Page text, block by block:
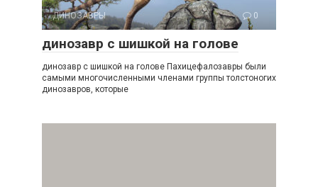
ДИНОЗАВРЫ 0
динозавр с шишкой на голове
динозавр с шишкой на голове Пахицефалозавры были
самыми многочисленными членами группы толстоногих
динозавров, которые